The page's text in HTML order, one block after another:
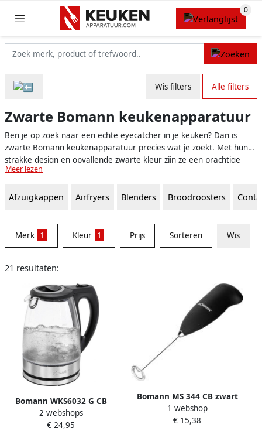
Wis filters Alle filters
Zwarte Bomann keukenapparatuur
Ben je op zoek naar een echte eyecatcher in je keuken? Dan is
zwarte Bomann keukenapparatuur precies wat je zoekt. Met hun
strakke design en opvallende zwarte kleur zijn ze een prachtige
aanvulling op elke keuken. Bovendien staat Bomann bekend om
plezier zult hebben van je nieuwe apparaten.
Meer lezen
Afzuigkappen Airfryers Blenders Broodroosters
Merk 1 Kleur 1 Prijs Sorteren Wis
21 resultaten:
Bomann WKS6032 G CB
Waterkoker 1 7L Glas
2 webshops
€ 24,95
Bomann MS 344 CB zwart
zilver
1 webshop
€ 15,38